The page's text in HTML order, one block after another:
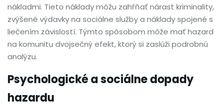
nákladmi. Tieto náklady môžu zahŕňať nárast kriminality,
zvýšené výdavky na sociálne služby a náklady spojené s
liečením závislostí. Týmto spôsobom môže mať hazard
na komunitu dvojsečný efekt, ktorý si zaslúži podrobnú
analýzu.
Psychologické a sociálne dopady
hazardu